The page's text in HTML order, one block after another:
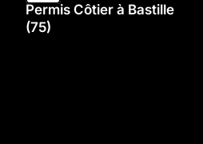
Permis Côtier à Bastille
(75)